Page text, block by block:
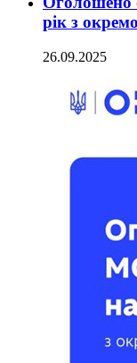
рік з
26.09.2025